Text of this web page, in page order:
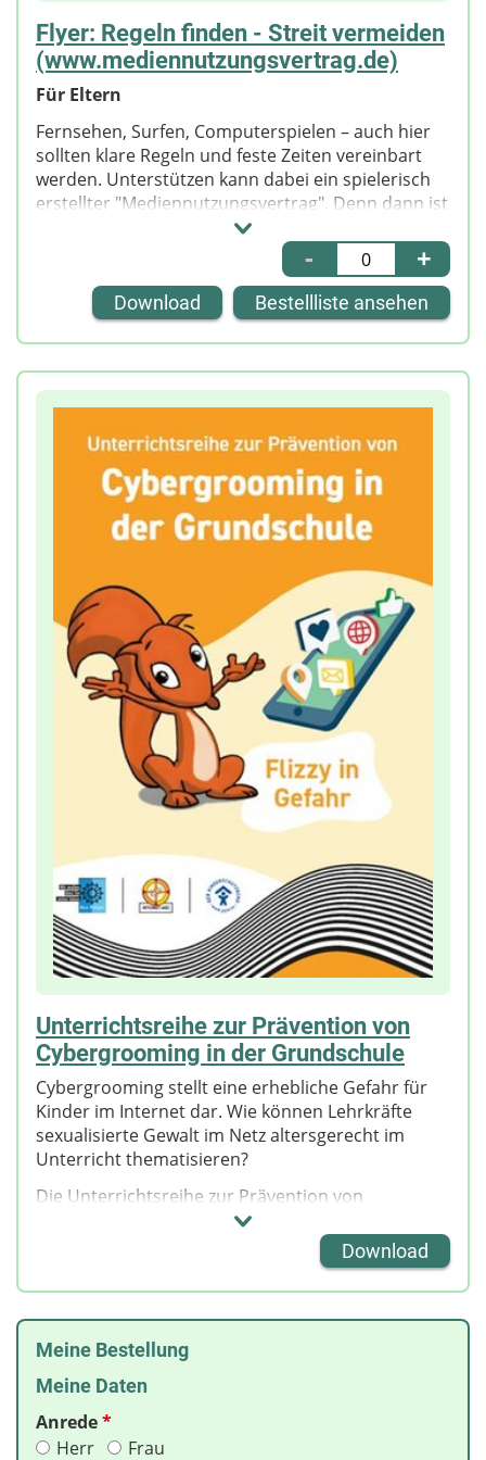
Flyer: Regeln finden - Streit vermeiden
(www.mediennutzungsvertrag.de)
Für Eltern
Fernsehen, Surfen, Computerspielen – auch hier
sollten klare Regeln und feste Zeiten vereinbart
werden. Unterstützen kann dabei ein spielerisch
erstellter "Mediennutzungsvertrag". Denn dann ist
klar, was erlaubt ist und was nicht. Mit dem
Internetangebot von klicksafe und Internet-ABC
können Eltern gemeinsam mit ihren Kindern
medienübergreifend Regeln in einem "Vertrag"
festhalten und individuell Kompromisse
aushandeln. Der Flyer erläutert das Tool und seine
Funktionen und gibt allgemeine Tipps zur
Medienerziehung.
Tipp für Lehrkräfte
Dieser Flyer eignet sich besonders für die
Elternarbeit und kann beispielsweise zusammen
mit einer kurzen Vorstellung des Tools
www.mediennutzungsvertrag.de) bei einem
Elternabend besprochen und verteilt werden.
- +
Download Bestellliste ansehen
Unterrichtsreihe zur Prävention von
Cybergrooming in der Grundschule
Cybergrooming stellt eine erhebliche Gefahr für
Kinder im Internet dar. Wie können Lehrkräfte
sexualisierte Gewalt im Netz altersgerecht im
Unterricht thematisieren?
Die Unterrichtsreihe zur Prävention von
Cybergrooming in der Grundschule wurde vom
Internet-ABC e. V. in Zusammenarbeit mit dem
Kinderschutzbund Bundesverband e. V. und der
Polizeilichen Kriminalprävention der Länder und
des Bundes (ProPK) entwickelt.
In der ZIP-Datei finden Lehrkräfte ein interaktives
E-Book mit:
Hintergrundinformationen,
Druckvorlagen für
Download
Meine Daten
Anrede*
Herr
Frau
Meine Bestellung